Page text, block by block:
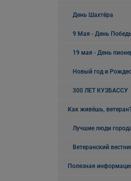
День Шахтёра
9 Мая - День
19 мая - День
Новый год и
300 ЛЕТ КУЗБАССУ
Как живёшь,
Лучшие люди
Ветеранский
Полезная